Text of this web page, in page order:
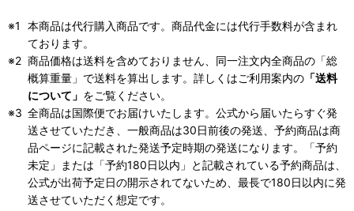
本商品は代行購入商品です。商品代金には代行手数料が含まれ
ております。
商品価格は送料を含めておりません、同一注文内全商品の「総
概算重量」で送料を算出します。詳しくはご利用案内の 「送料
について」 をご覧ください。
全商品は国際便でお届けいたします。公式から届いたらすぐ発
送させていただき、一般商品は30日前後の発送、予約商品は商
品ページに記載された発送予定時期の発送になります。「予約
未定」または「予約180日以内」と記載されている予約商品は、
公式が出荷予定日の開示されてないため、最長で180日以内に発
送させていただく想定です。